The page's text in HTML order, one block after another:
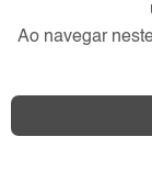
Ao navegar